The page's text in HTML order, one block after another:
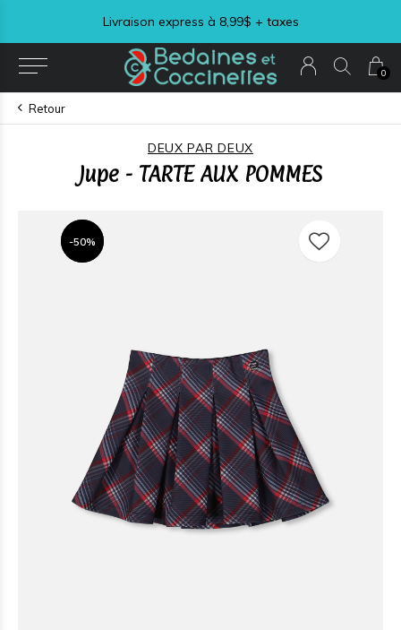
0
Livraison express à 8,99$ + taxes
Retour
DEUX PAR DEUX
Jupe - TARTE AUX POMMES
-50%
-50%